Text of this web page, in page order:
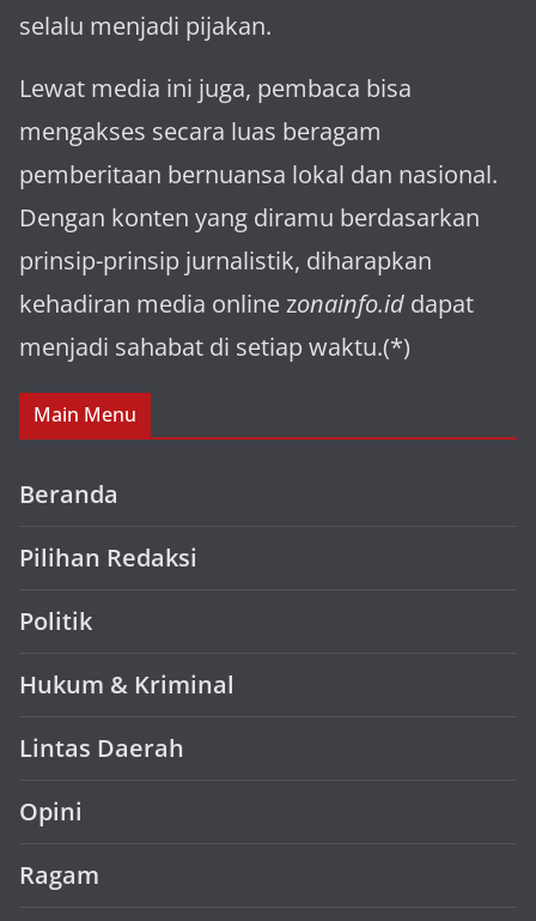
selalu menjadi pijakan.
Lewat media ini juga, pembaca bisa
mengakses secara luas beragam
pemberitaan bernuansa lokal dan nasional.
Dengan konten yang diramu berdasarkan
prinsip-prinsip jurnalistik, diharapkan
kehadiran media online zonainfo.id dapat
menjadi sahabat di setiap waktu.(*)
Main Menu
Beranda
Pilihan Redaksi
Politik
Hukum & Kriminal
Lintas Daerah
Opini
Ragam